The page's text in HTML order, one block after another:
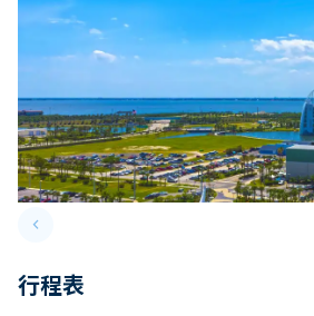
keyboard_arrow_leftPrevious slide
行程表